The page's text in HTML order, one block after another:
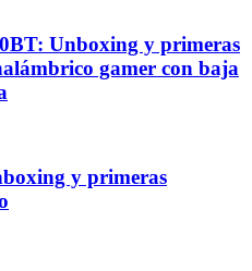
Unboxing y primeras
gamer con baja
y primeras